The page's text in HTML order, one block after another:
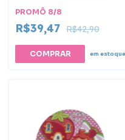
PROMÔ 8/8
R$39,47 R$42,90
em estoque